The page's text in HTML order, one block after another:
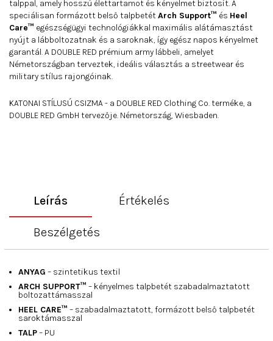
talppal, amely hosszú élettartamot és kényelmet biztosít. A
speciálisan formázott belső talpbetétArch Support™ és Heel
Care™ egészségügyi technológiákkal maximális alátámasztást
nyújt a lábboltozatnak és a saroknak, így egész napos kényelmet
garantál. A DOUBLE RED prémium army lábbeli, amelyet
Németországban terveztek, ideális választás a streetwear és
military stílus rajongóinak.
KATONAI STÍLUSÚ CSIZMA - a DOUBLE RED Clothing Co. terméke, a
DOUBLE RED GmbH tervezője. Németország, Wiesbaden.
Leírás Értékelés
Beszélgetés
ANYAG – szintetikus textil
ARCH SUPPORT™ – kényelmes talpbetét szabadalmaztatott
boltozattámasszal
HEEL CARE™ – szabadalmaztatott, formázott belső talpbetét
saroktámasszal
TALP– PU